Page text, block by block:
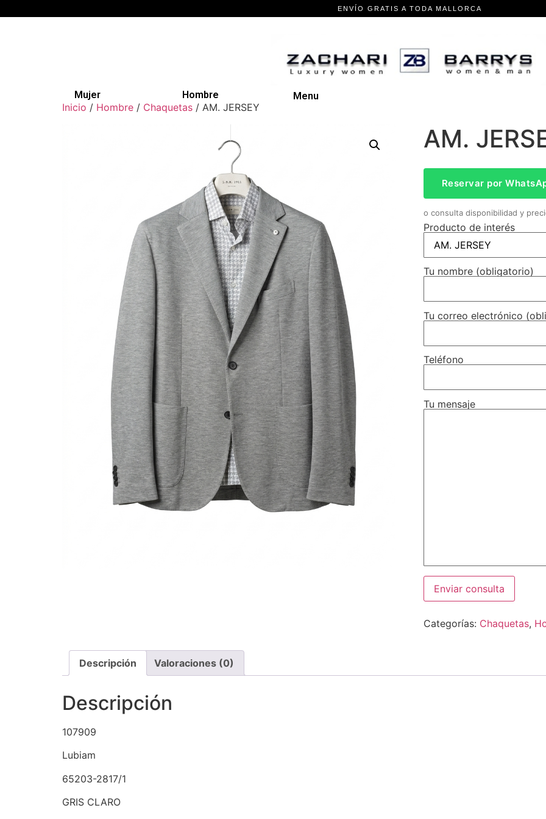
Mujer Hombre Menu
Inicio / Hombre / Chaquetas / AM. JERSEY
AM.
Reservar por
o consulta disponibilidad y
Producto de interés
Tu nombre (obligatorio)
Tu correo electrónico
Teléfono
Tu mensaje
Categorías: Chaquetas,
Descripción Valoraciones (0)
Descripción
107909
Lubiam
65203-2817/1
GRIS CLARO